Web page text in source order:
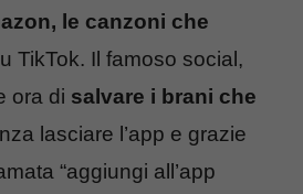
le canzoni che
TikTok. Il famoso social,
ora di salvare i brani che
lasciare l’app e grazie
“aggiungi all’app